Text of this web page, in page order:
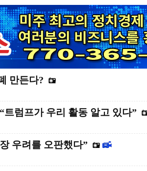
만든다?
럼프가 우리 활동 알고 있다”
우려를 오판했다”